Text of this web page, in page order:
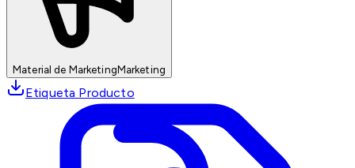
Material de MarketingMarketing
Etiqueta Producto